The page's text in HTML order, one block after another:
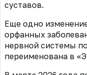
суставов.
Еще одно
орфанных
нервной системы
переименована в